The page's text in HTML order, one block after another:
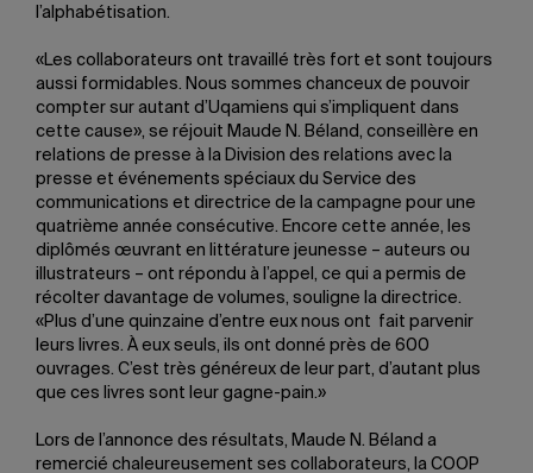
l’alphabétisation.
«Les collaborateurs ont travaillé très fort et sont toujours
aussi formidables. Nous sommes chanceux de pouvoir
compter sur autant d’Uqamiens qui s’impliquent dans
cette cause», se réjouit Maude N. Béland, conseillère en
relations de presse à la Division des relations avec la
presse et événements spéciaux du Service des
communications et directrice de la campagne pour une
quatrième année consécutive. Encore cette année, les
diplômés œuvrant en littérature jeunesse – auteurs ou
illustrateurs – ont répondu à l’appel, ce qui a permis de
récolter davantage de volumes, souligne la directrice.
«Plus d’une quinzaine d’entre eux nous ont fait parvenir
leurs livres. À eux seuls, ils ont donné près de 600
ouvrages. C’est très généreux de leur part, d’autant plus
que ces livres sont leur gagne-pain.»
Lors de l’annonce des résultats, Maude N. Béland a
remercié chaleureusement ses collaborateurs, la COOP